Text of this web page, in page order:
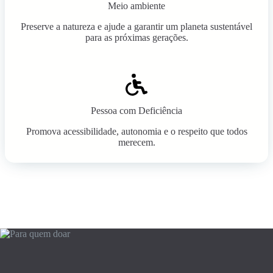
Meio ambiente
Preserve a natureza e ajude a garantir um planeta sustentável
para as próximas gerações.
Pessoa com Deficiência
Promova acessibilidade, autonomia e o respeito que todos
merecem.